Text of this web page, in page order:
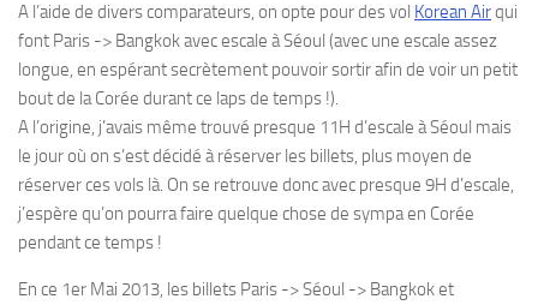
A l’aide de divers comparateurs, on opte pour des vol Korean Airqui
font Paris -> Bangkok avec escale à Séoul (avec une escale assez
longue, en espérant secrètement pouvoir sortir afin de voir un petit
bout de la Corée durant ce laps de temps !).
A l’origine, j’avais même trouvé presque 11H d’escale à Séoul mais
le jour où on s’est décidé à réserver les billets, plus moyen de
réserver ces vols là. On se retrouve donc avec presque 9H d’escale,
j’espère qu’on pourra faire quelque chose de sympa en Corée
pendant ce temps !
En ce 1er Mai 2013, les billets Paris -> Séoul -> Bangkok et